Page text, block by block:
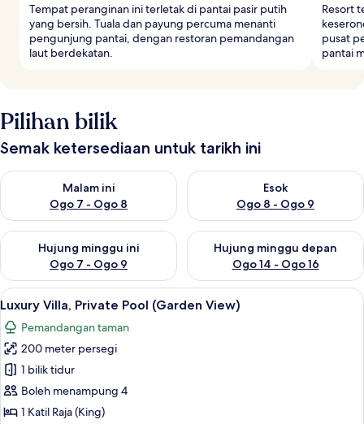
Tempat peranginan ini terletak di pantai pasir putih
yang bersih. Tuala dan payung percuma menanti
pengunjung pantai, dengan restoran pemandangan
laut berdekatan.
Resort
pusat
pantai
Pilihan bilik
Semak ketersediaan untuk tarikh ini
Malam ini
Ogo 7 - Ogo 8
Semak ketersediaan untuk malam ini Ogo 7 - Ogo 8
Esok
Ogo 8 - Ogo 9
Semak ketersediaan untuk
Hujung minggu ini
Ogo 7 - Ogo 9
Semak ketersediaan untuk hujung minggu ini Ogo 7 - Ogo 9
Hujung minggu depan
Ogo 14 - Ogo 16
Semak ketersediaan untuk
Lihat
semua
foto
untuk
Luxury
Villa,
Private
Luxury Villa, Private Pool (Garden
5
Luxury Villa, Private Pool (Garden View)
Pemandangan taman
200 meter persegi
1 bilik tidur
Boleh menampung 4
1 Katil Raja (King)